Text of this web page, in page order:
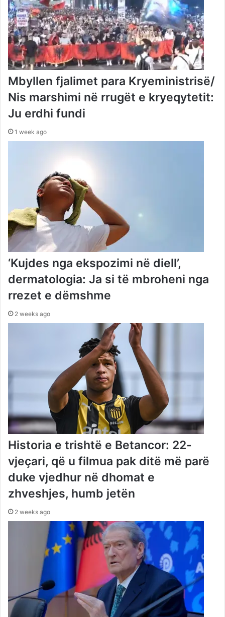
Mbyllen fjalimet para Kryeministrisë/
Nis marshimi në rrugët e kryeqytetit:
Ju erdhi fundi
1 week ago
‘Kujdes nga ekspozimi në diell’,
dermatologia: Ja si të mbroheni nga
rrezet e dëmshme
2 weeks ago
Historia e trishtë e Betancor: 22-
vjeçari, që u filmua pak ditë më parë
duke vjedhur në dhomat e
zhveshjes, humb jetën
2 weeks ago